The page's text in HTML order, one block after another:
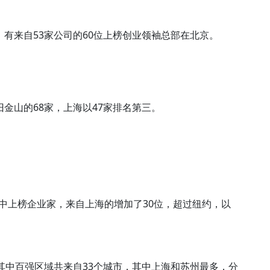
来自53家公司的60位上榜创业领袖总部在北京。
山的68家，上海以47家排名第三。
榜企业家，来自上海的增加了30位，超过纽约，以
百强区域共来自33个城市，其中上海和苏州最多，分